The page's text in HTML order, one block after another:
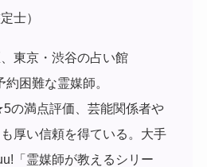
士）
東京・渋谷の占い館
約困難な霊媒師。
の満点評価、芸能関係者や
厚い信頼を得ている。 大手
「霊媒師が教えるシリー